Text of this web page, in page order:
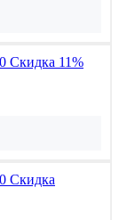
Скидка 11%
Скидка